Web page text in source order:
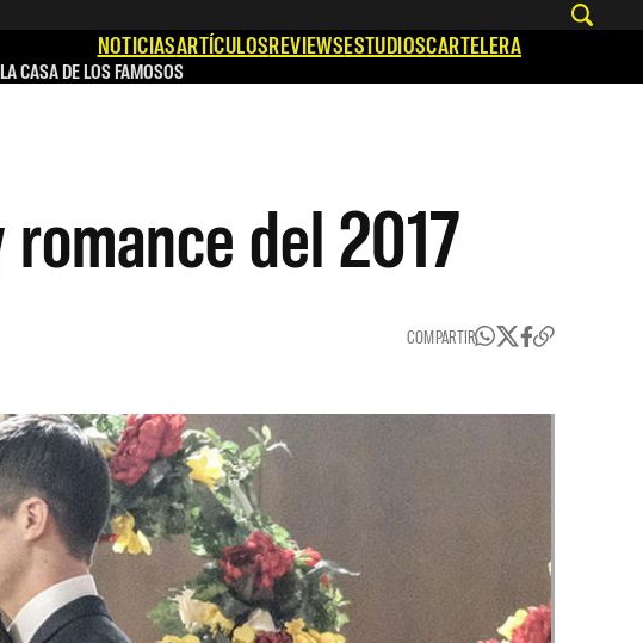
NOTICIASARTÍCULOSREVIEWSESTUDIOSCARTELERA
LA CASA DE LOS FAMOSOS
del 2017
COMPARTIR